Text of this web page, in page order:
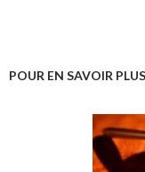
POUR EN SAVOIR